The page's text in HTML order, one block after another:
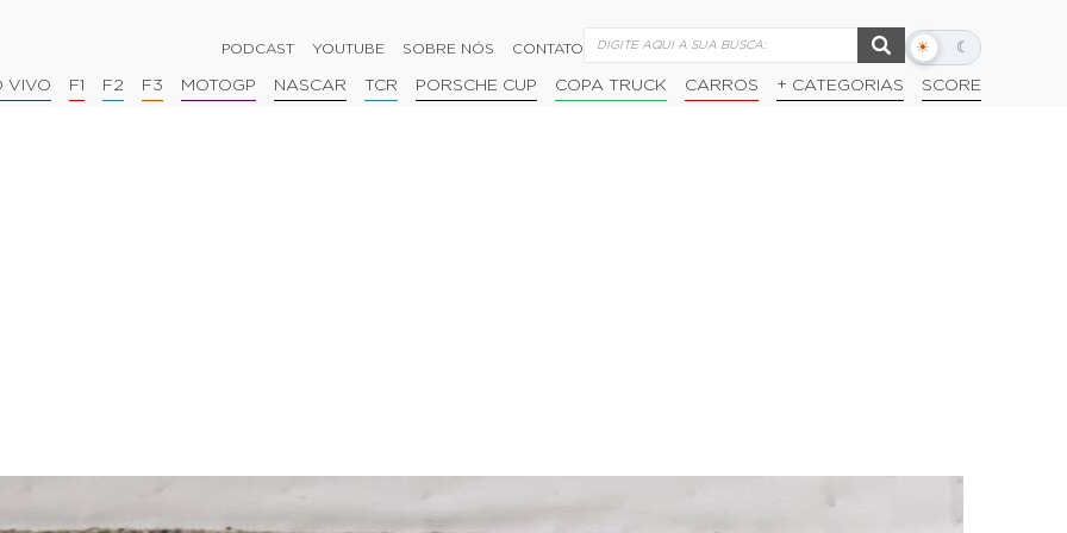
PODCAST YOUTUBE SOBRE NÓS CONTATO ☀ ☾
Alternar
escuro
VIVO F1 F2 F3 MOTOGP NASCAR TCR PORSCHE CUP COPA TRUCK CARROS + CATEGORIAS SCORE